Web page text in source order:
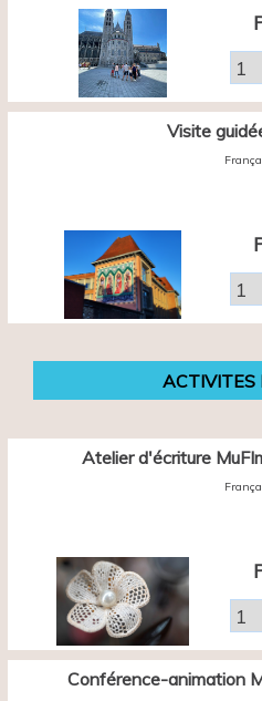
Visite
ACTIVITES
Atelier d'écriture
Conférence-animation